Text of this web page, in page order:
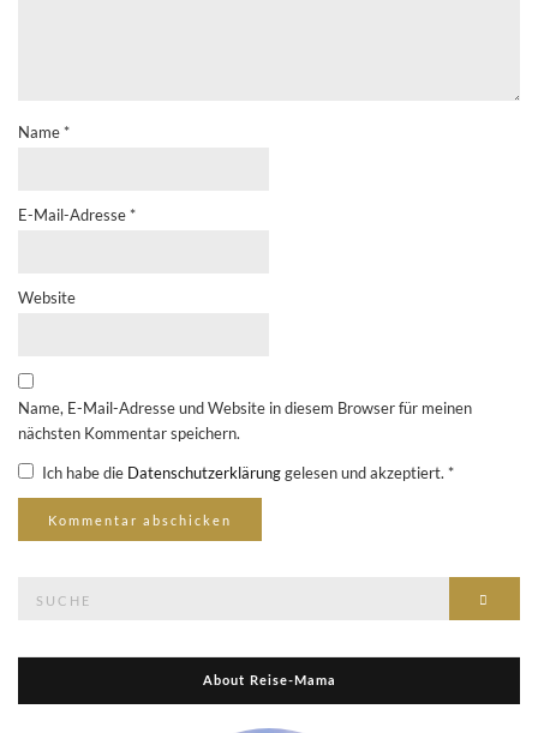
Name *
E-Mail-Adresse *
Website
Name, E-Mail-Adresse und Website in diesem Browser für meinen
nächsten Kommentar speichern.
Ich habe die Datenschutzerklärunggelesen und akzeptiert. *
About Reise-Mama